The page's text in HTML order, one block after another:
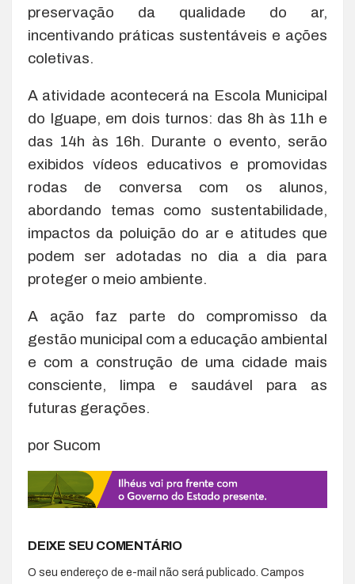
preservação da qualidade do ar,
incentivando práticas sustentáveis e ações
coletivas.
A atividade acontecerá na Escola Municipal
do Iguape, em dois turnos: das 8h às 11h e
das 14h às 16h. Durante o evento, serão
exibidos vídeos educativos e promovidas
rodas de conversa com os alunos,
abordando temas como sustentabilidade,
impactos da poluição do ar e atitudes que
podem ser adotadas no dia a dia para
proteger o meio ambiente.
A ação faz parte do compromisso da
gestão municipal com a educação ambiental
e com a construção de uma cidade mais
consciente, limpa e saudável para as
futuras gerações.
por Sucom
DEIXE SEU COMENTÁRIO
O seu endereço de e-mail não será publicado. Campos